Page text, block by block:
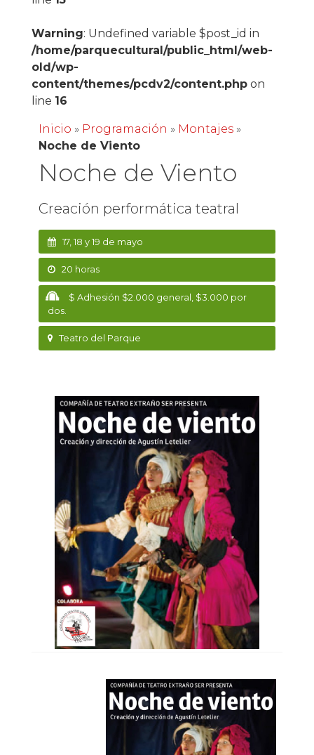
Warning: Undefined variable $post_id in
/home/parquecultural/public_html/web-
old/wp-
content/themes/pcdv2/content.phpon
line 16
Inicio » Programación » Montajes»
Noche de Viento
Noche de Viento
Creación performática teatral
17, 18 y 19 de mayo
20 horas
$ Adhesión $2.000 general, $3.000 por
dos.
Teatro del Parque